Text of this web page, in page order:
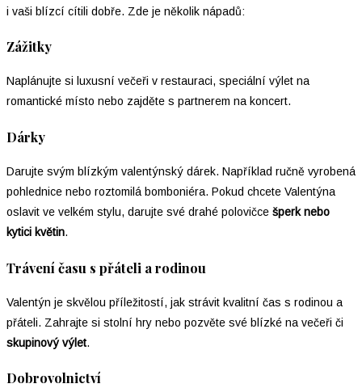
i vaši blízcí cítili dobře. Zde je několik nápadů:
Zážitky
Naplánujte si luxusní večeři v restauraci, speciální výlet na
romantické místo nebo zajděte s partnerem na koncert.
Dárky
Darujte svým blízkým valentýnský dárek. Například ručně vyrobená
pohlednice nebo roztomilá bomboniéra. Pokud chcete Valentýna
oslavit ve velkém stylu, darujte své drahé polovičce šperk nebo
kytici květin.
Trávení času s přáteli a rodinou
Valentýn je skvělou příležitostí, jak strávit kvalitní čas s rodinou a
přáteli. Zahrajte si stolní hry nebo pozvěte své blízké na večeři či
skupinový výlet.
Dobrovolnictví